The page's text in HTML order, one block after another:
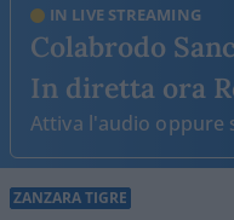
IN LIVE STREAMING
Colabrodo
In diretta ora
Attiva l'audio oppure
ZANZARA TIGRE